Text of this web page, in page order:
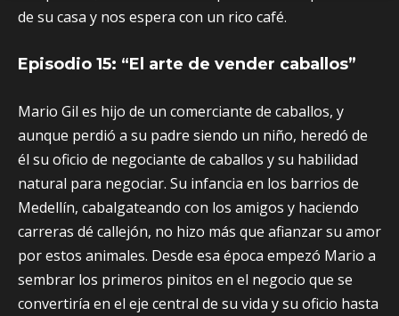
de su casa y nos espera con un rico café.
Episodio 15: “El arte de vender caballos”
Mario Gil es hijo de un comerciante de caballos, y
aunque perdió a su padre siendo un niño, heredó de
él su oficio de negociante de caballos y su habilidad
natural para negociar. Su infancia en los barrios de
Medellín, cabalgateando con los amigos y haciendo
carreras dé callejón, no hizo más que afianzar su amor
por estos animales. Desde esa época empezó Mario a
sembrar los primeros pinitos en el negocio que se
convertiría en el eje central de su vida y su oficio hasta